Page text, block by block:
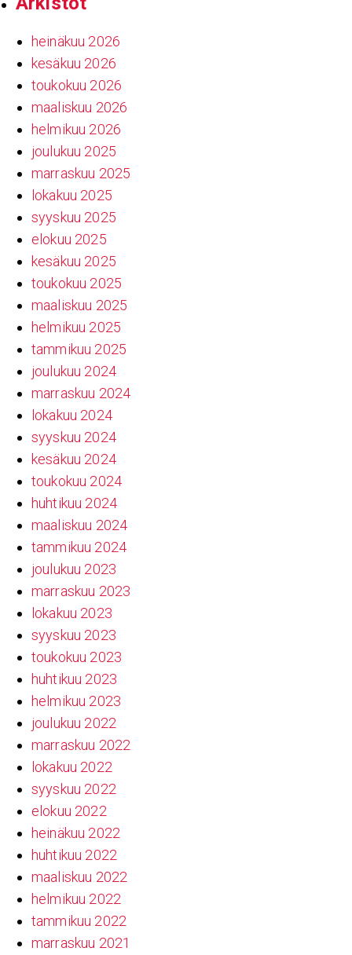
heinäkuu 2026
kesäkuu 2026
toukokuu 2026
maaliskuu 2026
helmikuu 2026
joulukuu 2025
marraskuu 2025
lokakuu 2025
syyskuu 2025
elokuu 2025
kesäkuu 2025
toukokuu 2025
maaliskuu 2025
helmikuu 2025
tammikuu 2025
joulukuu 2024
marraskuu 2024
lokakuu 2024
syyskuu 2024
kesäkuu 2024
toukokuu 2024
huhtikuu 2024
maaliskuu 2024
tammikuu 2024
joulukuu 2023
marraskuu 2023
lokakuu 2023
syyskuu 2023
toukokuu 2023
huhtikuu 2023
helmikuu 2023
joulukuu 2022
marraskuu 2022
lokakuu 2022
syyskuu 2022
elokuu 2022
heinäkuu 2022
huhtikuu 2022
maaliskuu 2022
helmikuu 2022
tammikuu 2022
marraskuu 2021